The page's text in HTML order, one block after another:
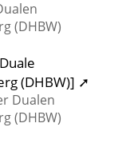
(DHBW)
(DHBW)] ➚
Dualen
(DHBW)